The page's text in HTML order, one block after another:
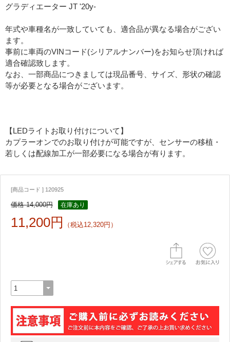
グラディエーター JT '20y-
年式や車種名が一致していても、適合品が異なる場合がござい
ます。
事前に車両のVINコード(シリアルナンバー)をお知らせ頂ければ
適合確認致します。
なお、一部商品につきましては現品番号、サイズ、形状の確認
等が必要となる場合がございます。
【LEDライトお取り付けについて】
カプラーオンでのお取り付けが可能ですが、センサーの移植・
若しくは配線加工が一部必要になる場合が有ります。
[商品コード ] 120925
価格 14,000円 在庫あり
11,200円 （税込12,320円）